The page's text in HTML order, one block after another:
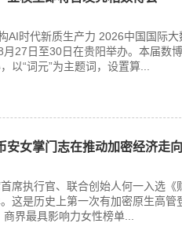
时代新质生产力 2026中国国际大
月27日至30日在贵阳举办。本届数
以“词元”为主题词，设置算...
安女掌门志在推动加密经济走
席执行官、联合创始人何一入选《
这是历史上第一次有加密原生高管
界最具影响力女性榜单...